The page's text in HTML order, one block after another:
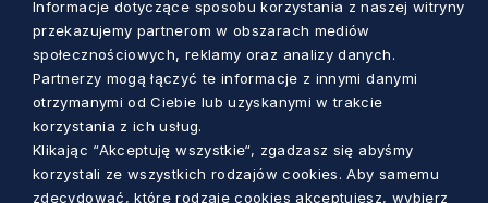
Informacje dotyczące sposobu korzystania z naszej witryny
przekazujemy partnerom w obszarach mediów
społecznościowych, reklamy oraz analizy danych.
Partnerzy mogą łączyć te informacje z innymi danymi
otrzymanymi od Ciebie lub uzyskanymi w trakcie
korzystania z ich usług.
Klikając “Akceptuję wszystkie“, zgadzasz się abyśmy
korzystali ze wszystkich rodzajów cookies. Aby samemu
zdecydować, które rodzaje cookies akceptujesz, wybierz